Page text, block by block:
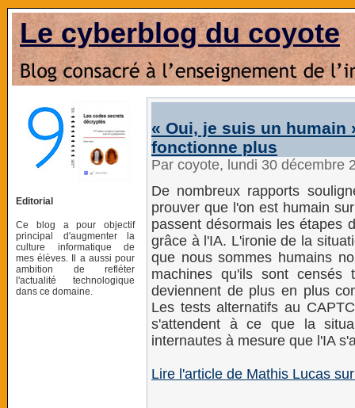
Le cyberblog du coyote
Editorial
Ce blog a pour objectif
principal d'augmenter la
culture informatique de
mes élèves. Il a aussi pour
ambition de refléter
l'actualité technologique
dans ce domaine.
« Oui, je suis un humain
fonctionne plus
Par coyote, lundi 30 décembre
De nombreux rapports
prouver que l'on est humain
passent désormais les étapes
grâce à l'IA. L'ironie de la
que nous sommes humains
machines qu'ils sont censés
deviennent de plus en plus
Les tests alternatifs au
s'attendent à ce que la
internautes à mesure que l'IA
Lire l'article de Mathis Lucas